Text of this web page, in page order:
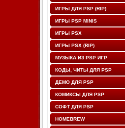
ИГРЫ ДЛЯ PSP (RIP)
ИГРЫ PSP MINIS
ИГРЫ PSX
ИГРЫ PSX (RIP)
МУЗЫКА ИЗ PSP ИГР
КОДЫ, ЧИТЫ ДЛЯ PSP
ДЕМО ДЛЯ PSP
КОМИКСЫ ДЛЯ PSP
СОФТ ДЛЯ PSP
HOMEBREW